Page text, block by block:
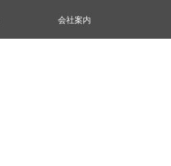
会社案内